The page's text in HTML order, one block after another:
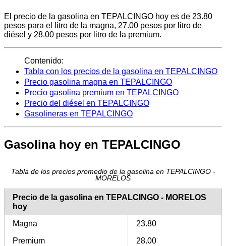
El precio de la gasolina en TEPALCINGO hoy es de 23.80
pesos para el litro de la magna, 27.00 pesos por litro de
diésel y 28.00 pesos por litro de la premium.
Contenido:
Tabla con los precios de la gasolina en TEPALCINGO
Precio gasolina magna en TEPALCINGO
Precio gasolina premium en TEPALCINGO
Precio del diésel en TEPALCINGO
Gasolineras en TEPALCINGO
Gasolina hoy en TEPALCINGO
Tabla de los precios promedio de la gasolina en TEPALCINGO -
MORELOS
Precio de la gasolina en TEPALCINGO - MORELOS
hoy
Magna
23.80
Premium
28.00